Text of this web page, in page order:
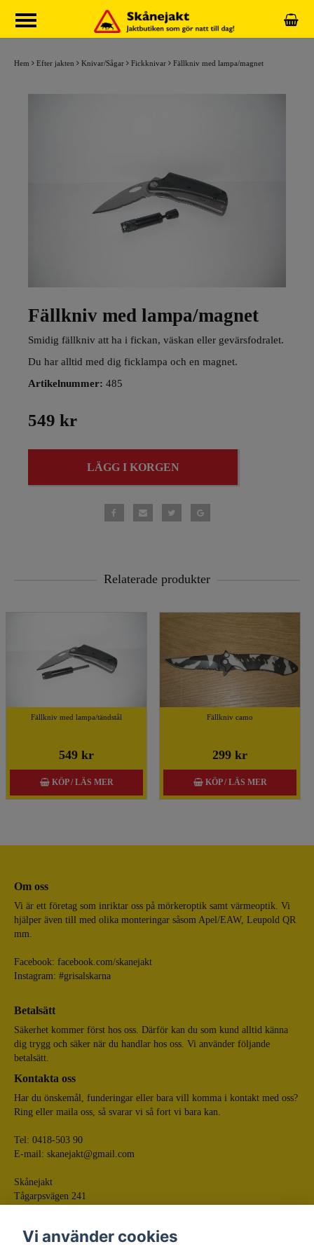
Hem Efter jakten Knivar/Sågar Fickknivar Fällkniv med lampa/magnet
Fällkniv med lampa/magnet
Smidig fällkniv att ha i fickan, väskan eller gevärsfodralet.
Du har alltid med dig ficklampa och en magnet.
Artikelnummer: 485
549 kr
LÄGG I KORGEN
Relaterade produkter
Fällkniv med lampa/tändstål
549 kr
KÖP / LÄS MER
Fällkniv camo
299 kr
KÖP / LÄS MER
Om oss
Vi är ett företag som inriktar oss på mörkeroptik samt värmeoptik. Vi
hjälper även till med olika monteringar såsom Apel/EAW, Leupold QR
mm.
Facebook: facebook.com/skanejakt
Instagram: #grisalskarna
Betalsätt
Säkerhet kommer först hos oss. Därför kan du som kund alltid känna
dig trygg och säker när du handlar hos oss. Vi använder följande
betalsätt.
Kontakta oss
Har du önskemål, funderingar eller bara vill komma i kontakt med oss?
Ring eller maila oss, så svarar vi så fort vi bara kan.
Tel: 0418-503 90
E-mail: skanejakt@gmail.com
Skånejakt
Tågarpsvägen 241
Vi använder cookies